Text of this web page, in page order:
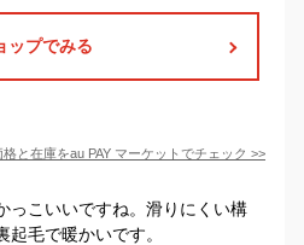
ップでみる
格と在庫をau PAY マーケット でチェック >>
っこいいですね。滑りにくい構
毛で暖かいです。